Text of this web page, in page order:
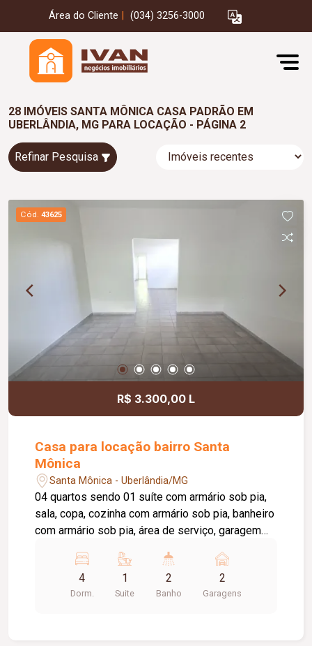
Área do Cliente (034) 3256-3000
28 IMÓVEIS SANTA MÔNICA CASA PADRÃO EM
UBERLÂNDIA, MG PARA LOCAÇÃO - PÁGINA 2
Refinar Pesquisa
Cód. 43625
R$ 3.300,00 L
Casa para locação bairro Santa
Mônica
Santa Mônica - Uberlândia/MG
04 quartos sendo 01 suíte com armário sob pia,
sala, copa, cozinha com armário sob pia, banheiro
com armário sob pia, área de serviço, garagem
de referência: Em frente ao Ginásio Sabiazinho
4
Dorm.
1
Suite
2
Banho
2
Garagens